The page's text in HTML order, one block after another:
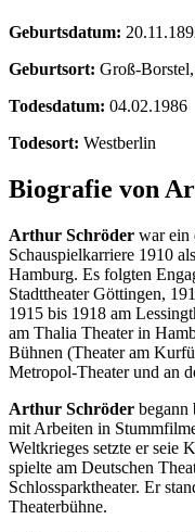
Geburtsdatum:
Geburtsort: Groß-
Todesdatum: 04.02.1986
Todesort: Westberlin
Biografie von
Arthur Schröder war ein
Schauspielkarriere 1910
Hamburg. Es folgten
Stadttheater Göttingen,
1915 bis 1918 am
am Thalia Theater in
Bühnen (Theater am
Metropol-Theater und an
Arthur Schröder begann
mit Arbeiten in
Weltkrieges setzte er seie
spielte am Deutschen
Schlossparktheater. Er
Theaterbühne.